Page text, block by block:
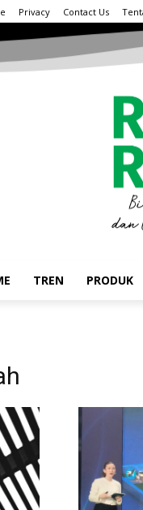
Privacy Contact Us
TREN PRODUK